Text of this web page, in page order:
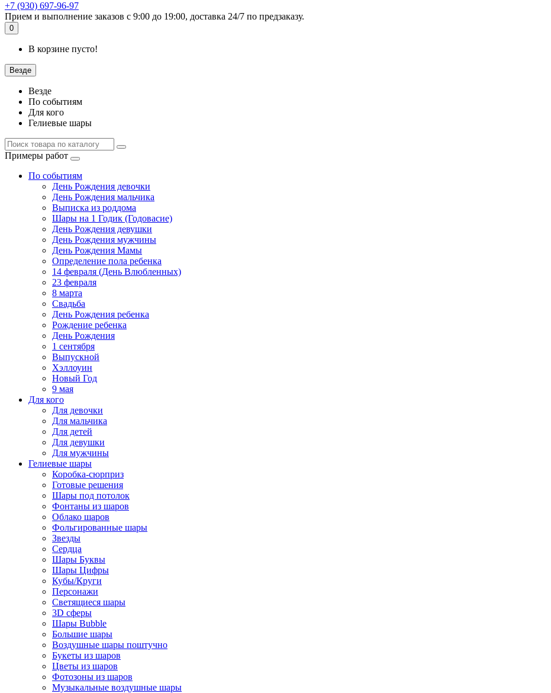
+7 (930) 697-96-97
Прием и выполнение заказов с 9:00 до 19:00, доставка 24/7 по предзаказу.
0
В корзине пусто!
Везде
Везде
По событиям
Для кого
Гелиевые шары
Примеры работ
По событиям
День Рождения девочки
День Рождения мальчика
Выписка из роддома
Шары на 1 Годик (Годовасие)
День Рождения девушки
День Рождения мужчины
День Рождения Мамы
Определение пола ребенка
14 февраля (День Влюбленных)
23 февраля
8 марта
Свадьба
День Рождения ребенка
Рождение ребенка
День Рождения
1 сентября
Выпускной
Хэллоуин
Новый Год
9 мая
Для кого
Для девочки
Для мальчика
Для детей
Для девушки
Для мужчины
Гелиевые шары
Коробка-сюрприз
Готовые решения
Шары под потолок
Фонтаны из шаров
Облако шаров
Фольгированные шары
Звезды
Сердца
Шары Буквы
Шары Цифры
Кубы/Круги
Персонажи
Светящиеся шары
3D сферы
Шары Bubble
Большие шары
Воздушные шары поштучно
Букеты из шаров
Цветы из шаров
Фотозоны из шаров
Музыкальные воздушные шары